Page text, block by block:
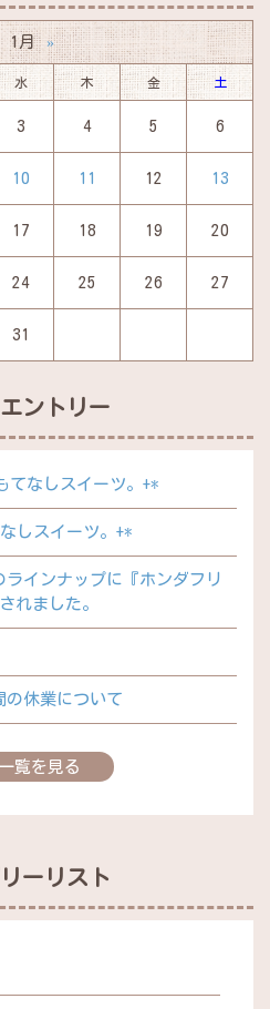
1月 »
水 木 金 土
3 4 5 6
10 11 12 13
17 18 19 20
24 25 26 27
31
ントリー
てなしスイーツ。+*
しスイーツ。+*
ラインナップに『ホンダフリ
れました。
の休業について
覧を見る
ーリスト